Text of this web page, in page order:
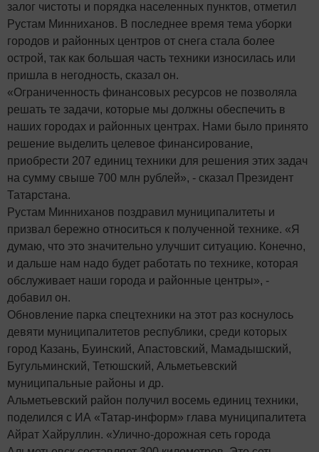
залог чистоты и порядка населенных пунктов, отметил
Рустам Минниханов. В последнее время тема уборки
городов и районных центров от снега стала более
острой, так как большая часть техники износилась или
пришла в негодность, сказал он.
«Ограниченность финансовых ресурсов не позволяла
решать те задачи, которые мы должны обеспечить в
наших городах и районных центрах. Нами было принято
решение выделить целевое финансирование,
приобрести 207 единиц техники для решения этих задач
на сумму свыше 700 млн рублей», - сказал Президент
Татарстана.
Рустам Минниханов поздравил муниципалитеты и
призвал бережно относиться к полученной технике. «Я
думаю, что это значительно улучшит ситуацию. Конечно,
и дальше нам надо будет работать по технике, которая
обслуживает наши города и районные центры», -
добавил он.
Обновление парка спецтехники на этот раз коснулось
девяти муниципалитетов республики, среди которых
город Казань, Буинский, Апастовский, Мамадышский,
Бугульминский, Тетюшский, Альметьевский
муниципальные районы и др.
Альметьевский район получил восемь единиц техники,
поделился с ИА «Татар-информ» глава муниципалитета
Айрат Хайруллин. «Улично-дорожная сеть города